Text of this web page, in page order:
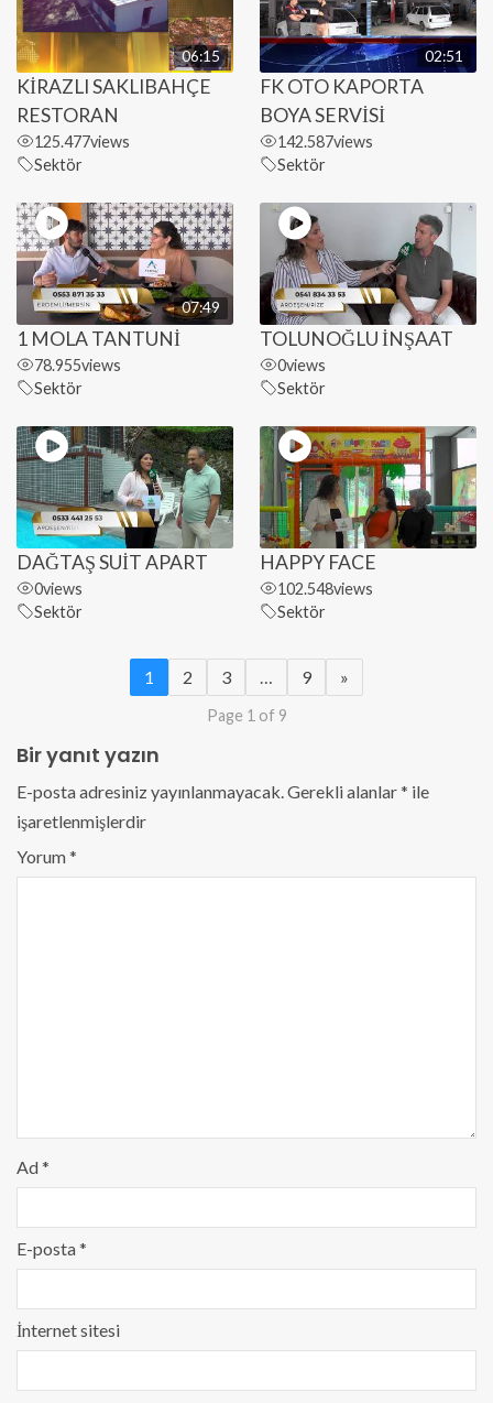
06:15
KİRAZLI SAKLIBAHÇE
RESTORAN
125.477views
Sektör
02:51
FK OTO KAPORTA
BOYA SERVİSİ
142.587views
Sektör
07:49
1 MOLA TANTUNİ
78.955views
Sektör
TOLUNOĞLU İNŞAAT
0views
Sektör
DAĞTAŞ SUİT APART
0views
Sektör
HAPPY FACE
102.548views
Sektör
1 2 3 9 »
Page 1 of 9
Bir yanıt yazın
E-posta adresiniz yayınlanmayacak. Gerekli alanlar* ile
işaretlenmişlerdir
Yorum*
Ad*
E-posta*
İnternet sitesi